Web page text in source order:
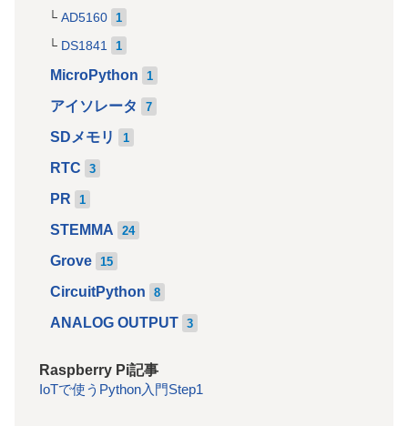
AD5160 1
DS1841 1
MicroPython 1
アイソレータ 7
SDメモリ 1
RTC 3
PR 1
STEMMA 24
Grove 15
CircuitPython 8
ANALOG OUTPUT 3
Raspberry Pi記事
IoTで使うPython入門Step1